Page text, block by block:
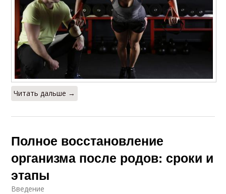
Читать дальше →
Полное восстановление
организма после родов: сроки и
этапы
Введение